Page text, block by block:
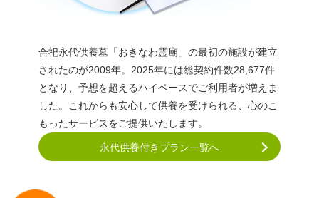
合祀永代供養墓「おきなわ霊廟」の最初の施設が建立
されたのが2009年。 2025年には総契約件数28,677件
となり、予想を超えるハイペースでご利用者が増えま
した。これからも安心して供養を受けられる、心のこ
もったサービスをご提供いたします。
永代供養付きプラン一覧へ